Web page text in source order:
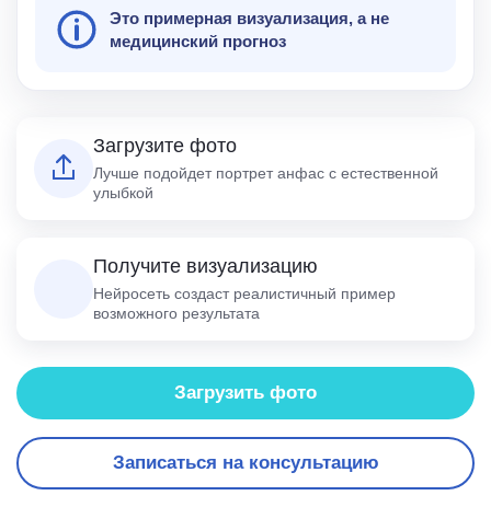
Это примерная визуализация, а не
медицинский прогноз
Загрузите фото
Лучше подойдет портрет анфас с естественной
улыбкой
Получите визуализацию
Нейросеть создаст реалистичный пример
возможного результата
Загрузить фото
Записаться на консультацию